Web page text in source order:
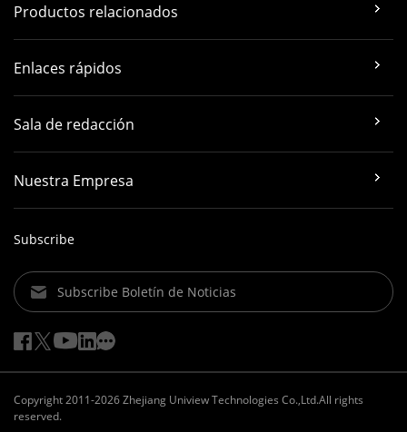
Productos relacionados
Enlaces rápidos
Sala de redacción
Nuestra Empresa
Subscribe
Subscribe Boletín de Noticias
Copyright 2011-2026 Zhejiang Uniview Technologies Co.,Ltd.All rights
reserved.